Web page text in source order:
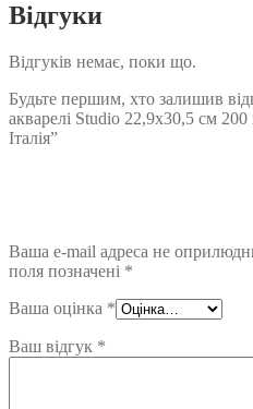
Відгуки
Відгуків немає, поки що.
Будьте першим, хто залишив
акварелі Studio 22,9х30,5 см
Італія”
Ваша e-mail адреса не
поля позначені *
Ваша оцінка *
Ваш відгук *